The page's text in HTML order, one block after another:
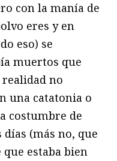
con la manía de
eres y en
eso) se
muertos que
realidad no
una catatonia o
costumbre de
(más no, que
que estaba bien